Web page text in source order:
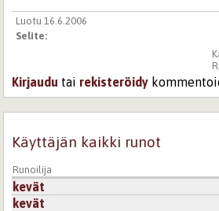
Luotu 16.6.2006
Selite:
Kirjaudu tai rekisteröidy
Käyttäjän kaikki runot
Runoilija
kevät
kevät